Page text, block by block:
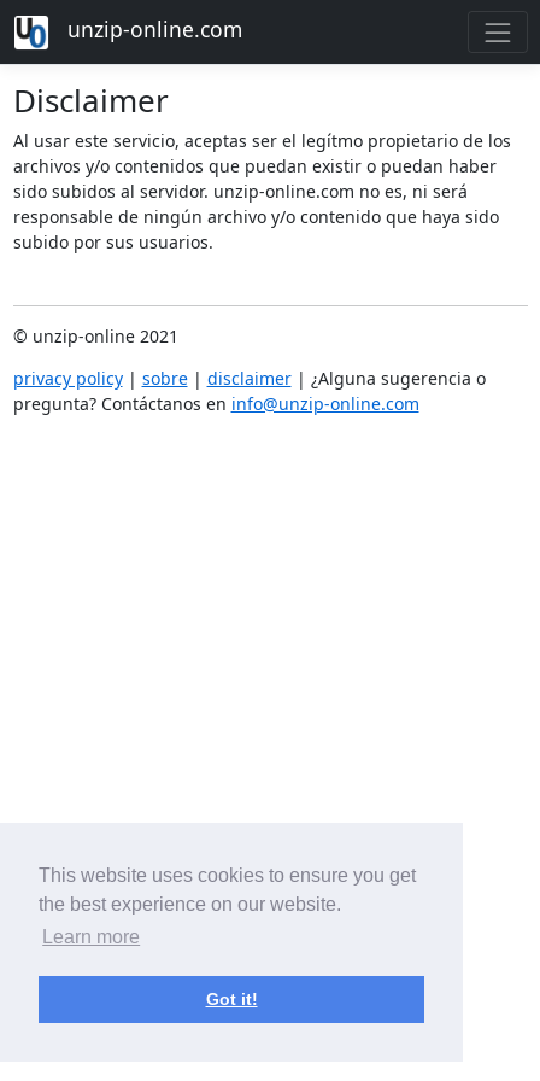
This website uses cookies to ensure you get
the best experience on our website.
Learn more
Got it!
unzip-online.com
Disclaimer
Al usar este servicio, aceptas ser el legítmo propietario de los
archivos y/o contenidos que puedan existir o puedan haber
sido subidos al servidor. unzip-online.com no es, ni será
responsable de ningún archivo y/o contenido que haya sido
subido por sus usuarios.
© unzip-online 2021
privacy policy| sobre| disclaimer| ¿Alguna sugerencia o
pregunta? Contáctanos en info@unzip-online.com